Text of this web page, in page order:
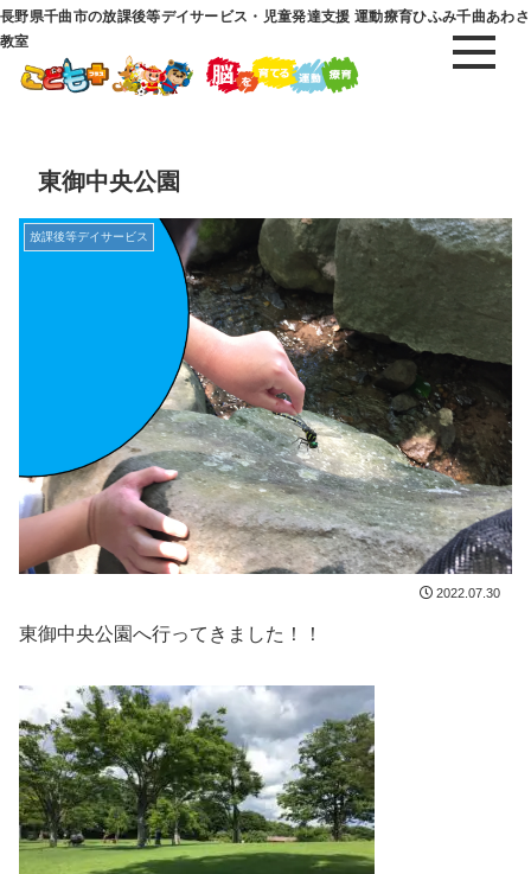
長野県千曲市の放課後等デイサービス・児童発達支援 運動療育ひふみ千曲あわさ
教室
東御中央公園
放課後等デイサービス
2022.07.30
東御中央公園へ行ってきました！！